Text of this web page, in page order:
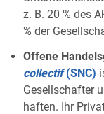
z. B. 20 % des
% der
Offene
collectif(SNC)
Gesellschafter
haften. Ihr